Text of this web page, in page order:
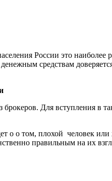
России это наиболее
средствам
Для вступления в
о о том, плохой человек
правильным на их